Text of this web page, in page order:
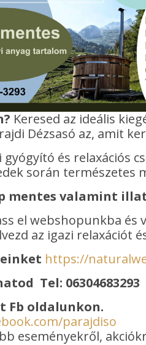
Keresed az ideális
Dézsasó az, amit
és relaxációs
során természetes
mentes valamint
el webshopunkba és
az igazi relaxációt
https://
Tel: 06304683293
Fb oldalunkon.
parajdiso
eseményekről,